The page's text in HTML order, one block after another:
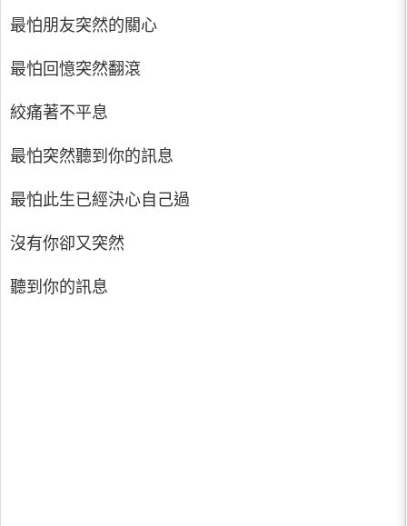
最怕朋友突然的關心
最怕回憶突然翻滾
絞痛著不平息
最怕突然聽到你的訊息
最怕此生已經決心自己過
沒有你卻又突然
聽到你的訊息